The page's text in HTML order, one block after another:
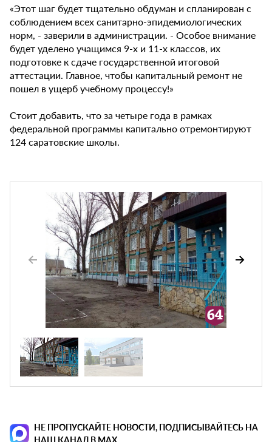
«Этот шаг будет тщательно обдуман и спланирован с
соблюдением всех санитарно-эпидемиологических
норм, - заверили в администрации. - Особое внимание
будет уделено учащимся 9-х и 11-х классов, их
подготовке к сдаче государственной итоговой
аттестации. Главное, чтобы капитальный ремонт не
пошел в ущерб учебному процессу!»
Стоит добавить, что за четыре года в рамках
федеральной программы капитально отремонтируют
124 саратовские школы.
НЕ ПРОПУСКАЙТЕ НОВОСТИ, ПОДПИСЫВАЙТЕСЬ НА
НАШ КАНАЛ В MAX